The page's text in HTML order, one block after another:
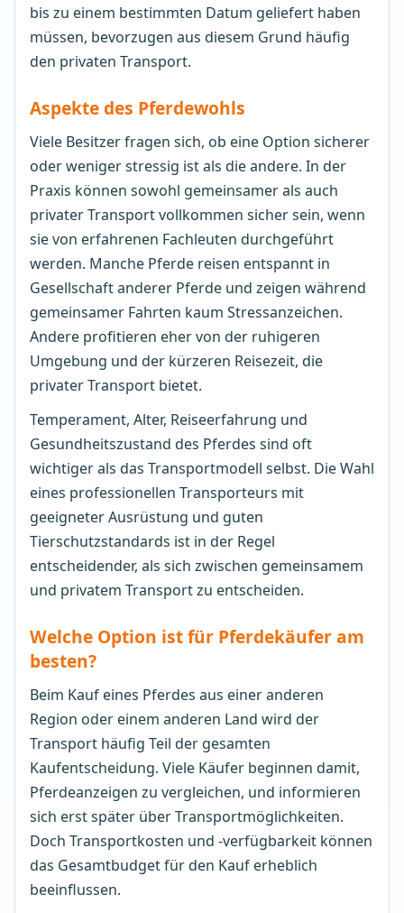
bis zu einem bestimmten Datum geliefert haben
müssen, bevorzugen aus diesem Grund häufig
den privaten Transport.
Aspekte des Pferdewohls
Viele Besitzer fragen sich, ob eine Option sicherer
oder weniger stressig ist als die andere. In der
Praxis können sowohl gemeinsamer als auch
privater Transport vollkommen sicher sein, wenn
sie von erfahrenen Fachleuten durchgeführt
werden. Manche Pferde reisen entspannt in
Gesellschaft anderer Pferde und zeigen während
gemeinsamer Fahrten kaum Stressanzeichen.
Andere profitieren eher von der ruhigeren
Umgebung und der kürzeren Reisezeit, die
privater Transport bietet.
Temperament, Alter, Reiseerfahrung und
Gesundheitszustand des Pferdes sind oft
wichtiger als das Transportmodell selbst. Die Wahl
eines professionellen Transporteurs mit
geeigneter Ausrüstung und guten
Tierschutzstandards ist in der Regel
entscheidender, als sich zwischen gemeinsamem
und privatem Transport zu entscheiden.
Welche Option ist für Pferdekäufer am
besten?
Beim Kauf eines Pferdes aus einer anderen
Region oder einem anderen Land wird der
Transport häufig Teil der gesamten
Kaufentscheidung. Viele Käufer beginnen damit,
Pferdeanzeigen zu vergleichen, und informieren
sich erst später über Transportmöglichkeiten.
Doch Transportkosten und -verfügbarkeit können
das Gesamtbudget für den Kauf erheblich
beeinflussen.